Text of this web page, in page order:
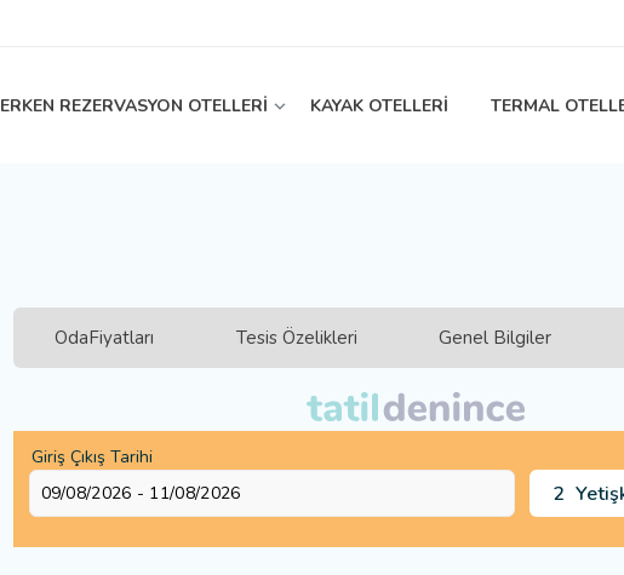
ERKEN REZERVASYON OTELLERİ KAYAK OTELLERİ TERMAL
OdaFiyatları Tesis Özelikleri Genel Bilgiler
Giriş Çıkış Tarihi
2